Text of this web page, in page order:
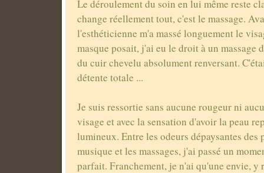
Le déroulement du soin en lui même reste
change réellement tout, c'est le massage.
l'esthéticienne m'a massé longuement le
masque posait, j'ai eu le droit à un massage
du cuir chevelu absolument renversant.
détente totale ...
Je suis ressortie sans aucune rougeur ni
visage et avec la sensation d'avoir la peau
lumineux. Entre les odeurs dépaysantes
musique et les massages, j'ai passé un
parfait. Franchement, je n'ai qu'une envie,